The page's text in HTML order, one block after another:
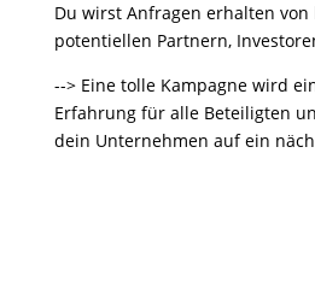
Du wirst Anfragen erhalten
potentiellen Partnern,
--> Eine tolle Kampagne wird
Erfahrung für alle Beteiligten
dein Unternehmen auf ein